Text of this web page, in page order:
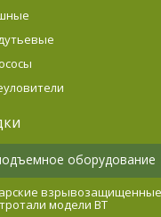
оборудование
взрывозащищенные
модели ВT